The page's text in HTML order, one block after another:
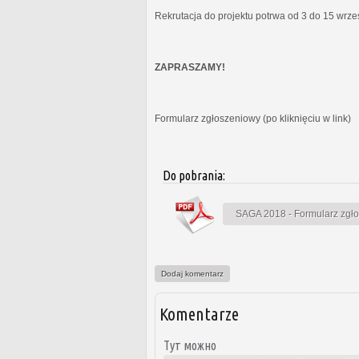
Rekrutacja do projektu potrwa od 3 do 15
ZAPRASZAMY!
Formularz zgłoszeniowy (po kliknięciu w link)
Do pobrania:
SAGA 2018 - Formularz
Dodaj komentarz
Komentarze
Тут можно